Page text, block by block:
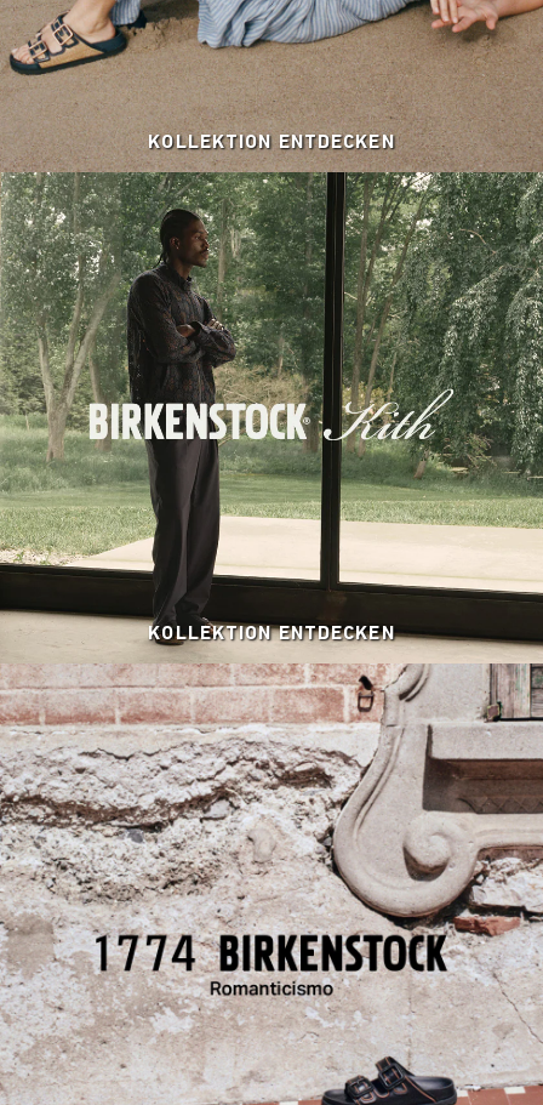
KOLLEKTION ENTDECKEN
KOLLEKTION ENTDECKEN